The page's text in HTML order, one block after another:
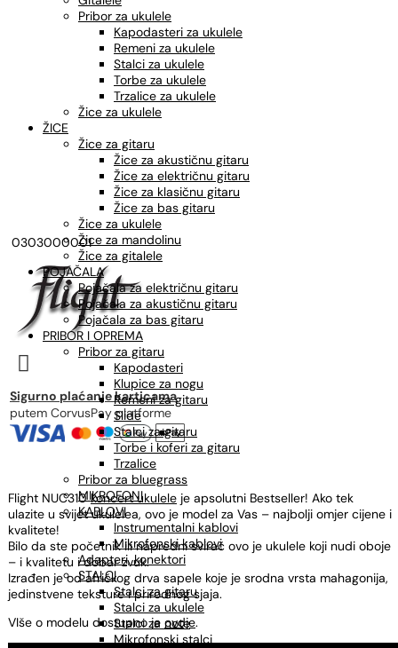
Pribor za ukulele
Kapodasteri za ukulele
Remeni za ukulele
Stalci za ukulele
Torbe za ukulele
Trzalice za ukulele
Žice za ukulele
ŽICE
Žice za gitaru
Žice za akustičnu gitaru
Žice za električnu gitaru
Žice za klasičnu gitaru
Žice za bas gitaru
Žice za ukulele
Žice za mandolinu
Žice za gitalele
POJAČALA
Pojačala za električnu gitaru
Pojačala za akustičnu gitaru
Pojačala za bas gitaru
PRIBOR I OPREMA
Pribor za gitaru
Kapodasteri
Klupice za nogu
Remeni za gitaru
Slide
Stalci za gitaru
Torbe i koferi za gitaru
Trzalice
Pribor za bluegrass
MIKROFONI
KABLOVI
Instrumentalni kablovi
Mikrofonski kablovi
Adapteri, konektori
STALCI
Stalci za gitaru
Stalci za ukulele
Stalci za note
Mikrofonski stalci
0303000001

Sigurno plaćanje karticama
putem CorvusPay platforme
Flight NUC310koncert ukulele je apsolutni Bestseller! Ako tek
ulazite u svijet ukulelea, ovo je model za Vas – najbolji omjer cijene i
kvalitete!
Bilo da ste početnik ili napredni svirač ovo je ukulele koji nudi oboje
– i kvalitetu i dobar zvuk.
Izrađen je od afričkog drva sapele koje je srodna vrsta mahagonija,
jedinstvene teksture i prirodnog sjaja.
VIše o modelu dostupno je ovdje.